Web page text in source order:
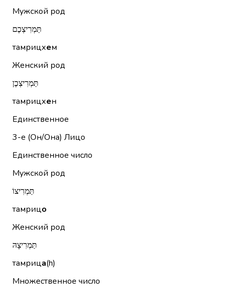
Мужской род
תַּמְרִיצְכֶם
тамрицхем
Женский род
תַּמְרִיצְכֶן
тамрицхен
Единственное
3-е (Он/Она) Лицо
Единственное число
Мужской род
תַּמְרִיצוֹ
тамрицо
Женский род
תַּמְרִיצָהּ
тамрица(h)
Множественное число